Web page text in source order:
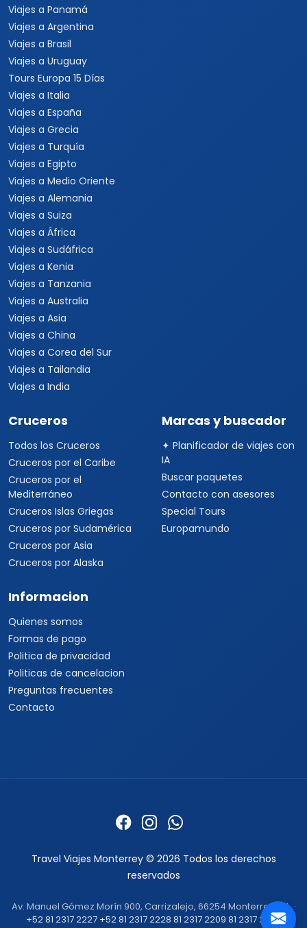
Viajes a Panamá
Viajes a Argentina
Viajes a Brasil
Viajes a Uruguay
Tours Europa 15 Días
Viajes a Italia
Viajes a España
Viajes a Grecia
Viajes a Turquía
Viajes a Egipto
Viajes a Medio Oriente
Viajes a Alemania
Viajes a Suiza
Viajes a África
Viajes a Sudáfrica
Viajes a Kenia
Viajes a Tanzania
Viajes a Australia
Viajes a Asia
Viajes a China
Viajes a Corea del Sur
Viajes a Tailandia
Viajes a India
Cruceros
Todos los Cruceros
Cruceros por el Caribe
Cruceros por el
Mediterráneo
Cruceros Islas Griegas
Cruceros por Sudamérica
Cruceros por Asia
Cruceros por Alaska
Marcas y buscador
✦ Planificador de viajes con
IA
Buscar paquetes
Contacto con asesores
Special Tours
Europamundo
Informacion
Quienes somos
Formas de pago
Politica de privacidad
Politicas de cancelacion
Preguntas frecuentes
Contacto
Travel Viajes Monterrey © 2026 Todos los derechos
reservados
Av. Manuel Gómez Morín 900, Carrizalejo, 66254 Monterrey, N.L. ·
+52 81 2317 2227 +52 81 2317 2228 81 2317 2209 81 2317 2232